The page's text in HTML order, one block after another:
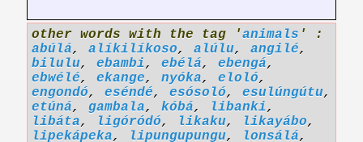
other words with the tag 'animals ' :
abúlá, alíkilíkoso, alúlu, angilé,
bilulu, ebambi, ebélá, ebengá,
ebwélé, ekange, nyóka, eloló,
engondó, eséndé, esósoló, esulúngútu,
etúná, gambala, kóbá, libanki,
libáta, ligóródó, likaku, likayábo,
lipekápeka, lipungupungu, lonsálá,